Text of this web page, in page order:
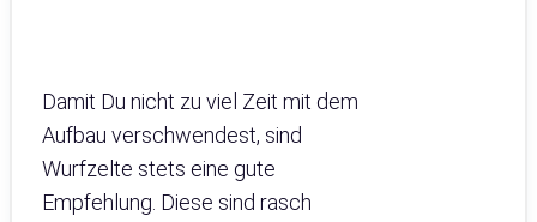
Damit Du nicht zu viel Zeit mit dem
Aufbau verschwendest, sind
Wurfzelte stets eine gute
Empfehlung. Diese sind rasch